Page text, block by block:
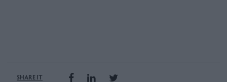
SHARE IT